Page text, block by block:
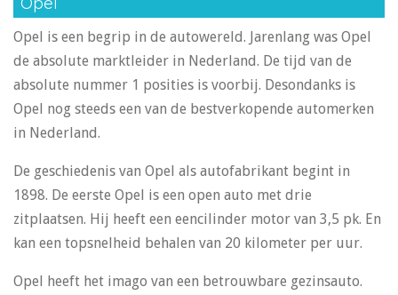
Opel is een begrip in de autowereld. Jarenlang was Opel
de absolute marktleider in Nederland. De tijd van de
absolute nummer 1 posities is voorbij. Desondanks is
Opel nog steeds een van de bestverkopende automerken
in Nederland.
De geschiedenis van Opel als autofabrikant begint in
1898. De eerste Opel is een open auto met drie
zitplaatsen. Hij heeft een eencilinder motor van 3,5 pk. En
kan een topsnelheid behalen van 20 kilometer per uur.
Opel heeft het imago van een betrouwbare gezinsauto.